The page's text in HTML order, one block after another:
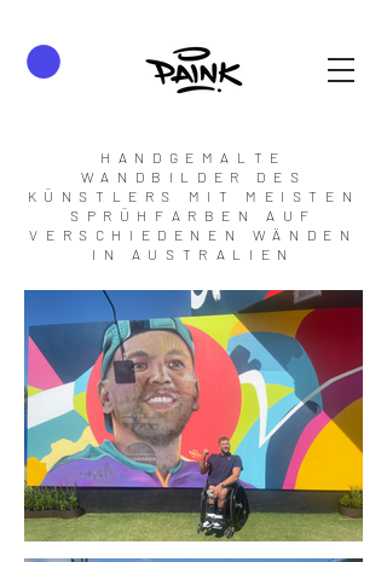
HANDGEMALTE
WANDBILDER DES
KÜNSTLERS MIT MEISTEN
SPRÜHFARBEN AUF
VERSCHIEDENEN WÄNDEN
IN AUSTRALIEN